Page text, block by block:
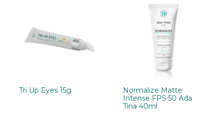
Tri Up Eyes 15g
Normalize Matte
Intense FPS 50 Ada
Tina 40ml